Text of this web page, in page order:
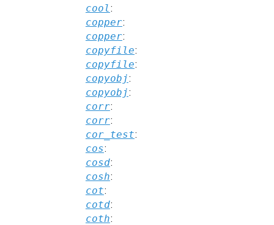
cool:
copper:
copper:
copyfile:
copyfile:
copyobj:
copyobj:
corr:
corr:
cor_test:
cos:
cosd:
cosh:
cot:
cotd:
coth: